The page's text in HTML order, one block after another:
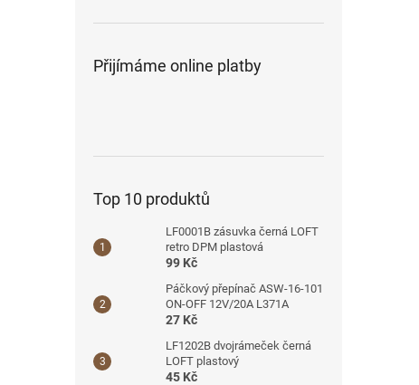
Přijímáme online platby
Top 10 produktů
LF0001B zásuvka černá LOFT
retro DPM plastová
99 Kč
Páčkový přepínač ASW-16-101
ON-OFF 12V/20A L371A
27 Kč
LF1202B dvojrámeček černá
LOFT plastový
45 Kč